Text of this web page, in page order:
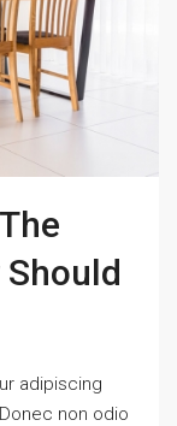
adipiscing
non odio